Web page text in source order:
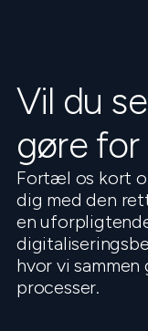
Vil du
gøre for
Fortæl os kort
dig med den
en
hvor vi
processer.